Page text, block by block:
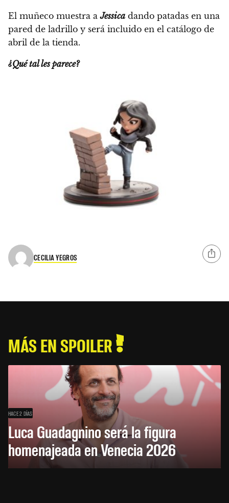
El muñeco muestra aJessica dando patadas en una
pared de ladrillo y será incluido en el catálogo de
abril de la tienda.
¿Qué tal les parece?
CECILIA YEGROS
MÁS EN SPOILER
HACE 2 DÍAS
Luca Guadagnino será la figura
homenajeada en Venecia 2026